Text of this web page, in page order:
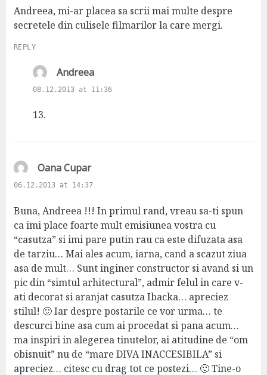
s
:
Andreea, mi-ar placea sa scrii mai multe despre
secretele din culisele filmarilor la care mergi.
REPLY
Andreeas
a
08.12.2013 at 11:36
13.
Oana Cupars
a
s
:
06.12.2013 at 14:37
Buna, Andreea !!! In primul rand, vreau sa-ti spun
ca imi place foarte mult emisiunea vostra cu
“casutza” si imi pare putin rau ca este difuzata asa
de tarziu… Mai ales acum, iarna, cand a scazut ziua
asa de mult… Sunt inginer constructor si avand si un
pic din “simtul arhitectural”, admir felul in care v-
ati decorat si aranjat casutza Ibacka… apreciez
stilul! 🙂 Iar despre postarile ce vor urma… te
descurci bine asa cum ai procedat si pana acum…
ma inspiri in alegerea tinutelor, ai atitudine de “om
obisnuit” nu de “mare DIVA INACCESIBILA” si
apreciez… citesc cu drag tot ce postezi… 🙂 Tine-o